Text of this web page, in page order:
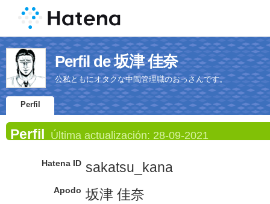
Perfil de 坂津 佳奈
公私ともにオタクな中間管理職のおっさんです。
Perfil
Perfil Última actualización: 28-09-2021
Hatena ID sakatsu_kana
Apodo 坂津 佳奈